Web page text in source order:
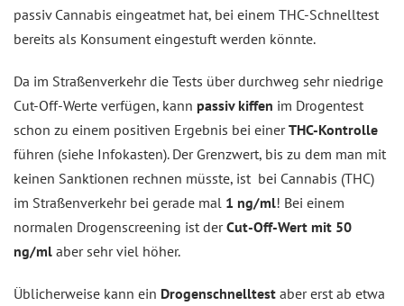
passiv Cannabis eingeatmet hat, bei einem THC-Schnelltest
bereits als Konsument eingestuft werden könnte.
Da im Straßenverkehr die Tests über durchweg sehr niedrige
Cut-Off-Werte verfügen, kann passiv kiffen im Drogentest
schon zu einem positiven Ergebnis bei einerTHC-Kontrolle
führen (siehe Infokasten). Der Grenzwert, bis zu dem man mit
keinen Sanktionen rechnen müsste, ist bei Cannabis (THC)
im Straßenverkehr bei gerade mal 1 ng/ml! Bei einem
normalen Drogenscreening ist derCut-Off-Wert mit 50
ng/ml aber sehr viel höher.
Üblicherweise kann ein Drogenschnelltest aber erst ab etwa